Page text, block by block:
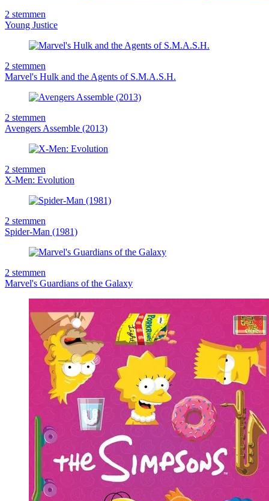
2 stemmen
Young Justice
2 stemmen
Marvel's Hulk and the Agents of S.M.A.S.H.
2 stemmen
Avengers Assemble (2013)
2 stemmen
X-Men: Evolution
2 stemmen
Spider-Man (1981)
2 stemmen
Marvel's Guardians of the Galaxy